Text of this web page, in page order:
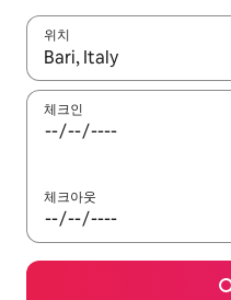
위치
결과가 나오면 위·아래 화
체크인
체크아웃